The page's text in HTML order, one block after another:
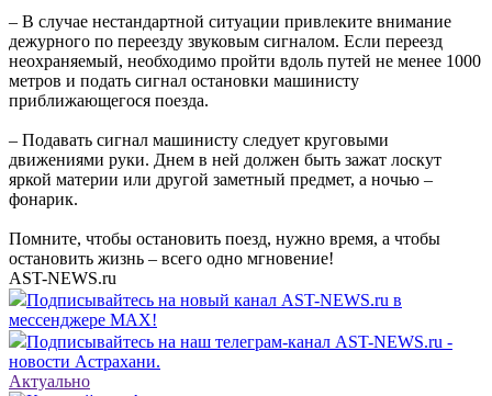
– В случае нестандартной ситуации привлеките внимание
дежурного по переезду звуковым сигналом. Если переезд
неохраняемый, необходимо пройти вдоль путей не менее 1000
метров и подать сигнал остановки машинисту
приближающегося поезда.
– Подавать сигнал машинисту следует круговыми
движениями руки. Днем в ней должен быть зажат лоскут
яркой материи или другой заметный предмет, а ночью –
фонарик.
Помните, чтобы остановить поезд, нужно время, а чтобы
остановить жизнь – всего одно мгновение!
AST-NEWS.ru
Подписывайтесь на новый канал AST-NEWS.ru в
мессенджере MAX!
Подписывайтесь на наш телеграм-канал AST-NEWS.ru -
новости Астрахани.
Актуально